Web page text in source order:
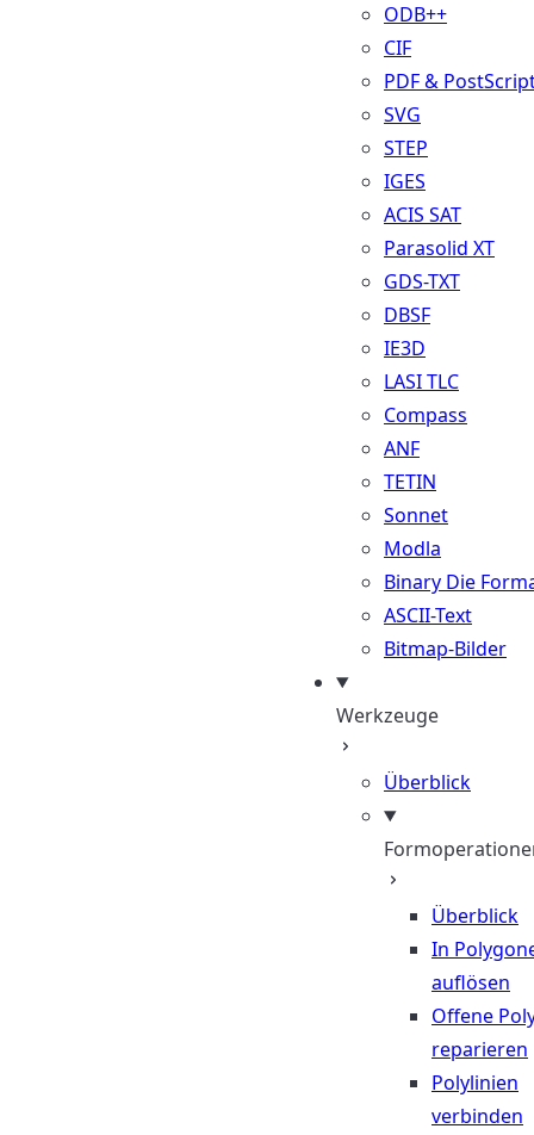
ODB++
CIF
PDF &
SVG
STEP
IGES
ACIS SAT
Parasolid XT
GDS-TXT
DBSF
IE3D
LASI TLC
Compass
ANF
TETIN
Sonnet
Modla
Binary Die
ASCII-Text
Bitmap-Bilder
Werkzeuge
Überblick
Überblick
In
auflösen
Offene
reparieren
Polylinien
verbinden